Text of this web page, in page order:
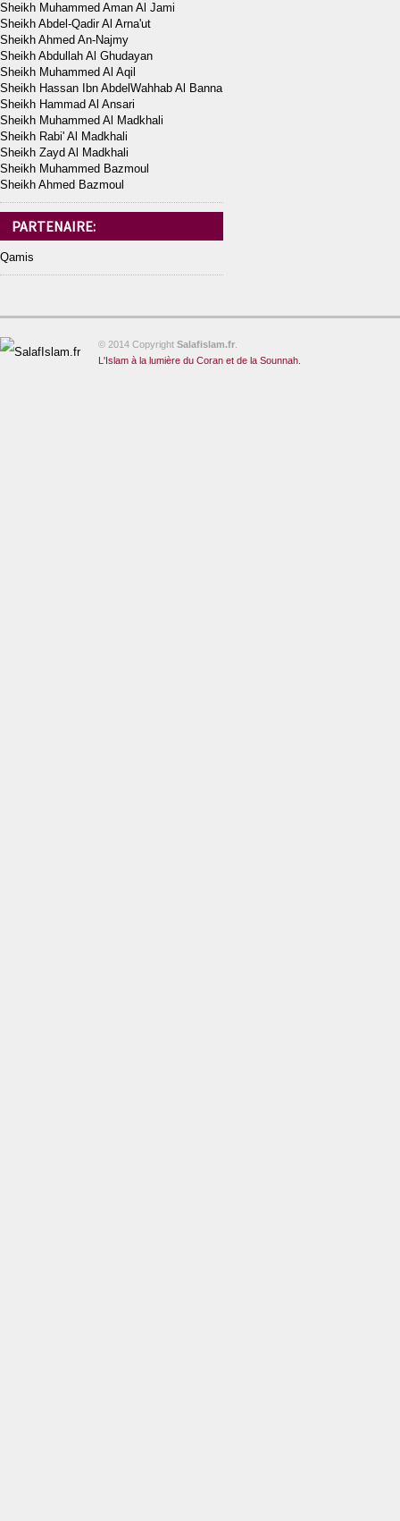
Sheikh Muhammed Aman Al Jami
Sheikh Abdel-Qadir Al Arna'ut
Sheikh Ahmed An-Najmy
Sheikh Abdullah Al Ghudayan
Sheikh Muhammed Al Aqil
Sheikh Hassan Ibn AbdelWahhab Al Banna
Sheikh Hammad Al Ansari
Sheikh Muhammed Al Madkhali
Sheikh Rabi' Al Madkhali
Sheikh Zayd Al Madkhali
Sheikh Muhammed Bazmoul
Sheikh Ahmed Bazmoul
PARTENAIRE:
Qamis
© 2014 Copyright Salafislam.fr
L'Islam à la lumière du Coran et de la Sounnah.